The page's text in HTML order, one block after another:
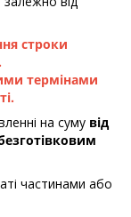
строки
термінами
на суму від
частинами або